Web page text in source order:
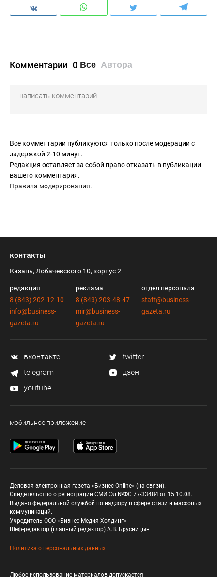
Комментарии 0 Все Автора
Все комментарии публикуются только после модерации с
задержкой 2-10 минут.
Редакция оставляет за собой право отказать в публикации
вашего комментария.
Правила модерирования.
контакты
Казань, Лобачевского 10, корпус 2
редакция
8 (843) 202-12-10
info@business-
gazeta.ru
реклама
8 (843) 203-48-47
mir@business-
gazeta.ru
отдел персонала
staff@business-
gazeta.ru
вконтакте
twitter
telegram
дзен
youtube
мобильное приложение
Деловая электронная газета «Бизнес Online» (на связи).
Свидетельство о регистрации СМИ Эл №ФС 77-33484 от 15.10.08.
Выдано федеральной службой по надзору в сфере связи и массовых
коммуникаций.
Учредитель ООО «Бизнес Медия Холдинг»
Шеф-редактор (главный редактор) А.В. Брусницын
Политика о персональных данных
Любое использование материалов допускается